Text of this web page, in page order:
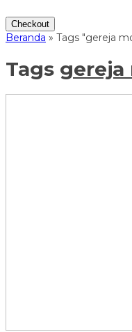
Checkout
Beranda » Tags "gereja
Tags gereja